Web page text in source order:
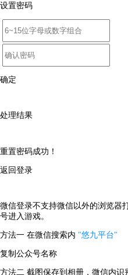
设置密码
确定
处理结果
重置密码成功！
返回登录
微信登录不支持微信以外的浏览器
号进入游戏。
方法一 在微信搜索内 "悠九平台"
复制公众号名称
方法二 截图保存到相册，微信内识